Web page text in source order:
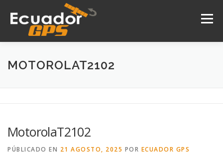
contenido
Menú
INICIO NOSOTROS
MOTOROLAT2102
MotorolaT2102
PÚBLICADO EN 21 AGOSTO, 2025 POR ECUADOR GPS